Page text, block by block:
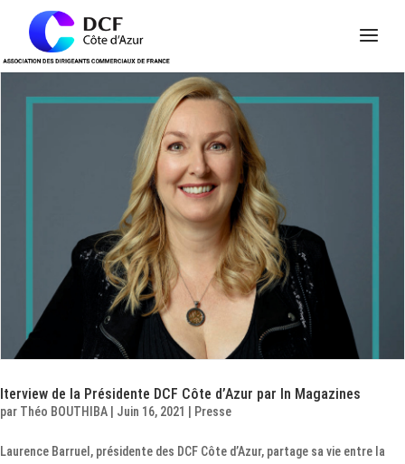
Iterview de la Présidente DCF Côte d’Azur par In Magazines
par Théo BOUTHIBA Juin 16, 2021 Presse
Laurence Barruel, présidente des DCF Côte d’Azur, partage sa vie entre la
Panneau de gestion des cookies